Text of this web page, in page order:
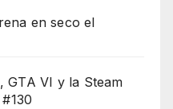
en seco el
GTA VI y la Steam